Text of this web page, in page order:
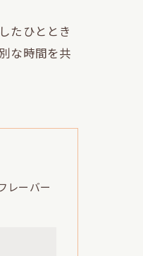
たひととき
な時間を共
レーバー